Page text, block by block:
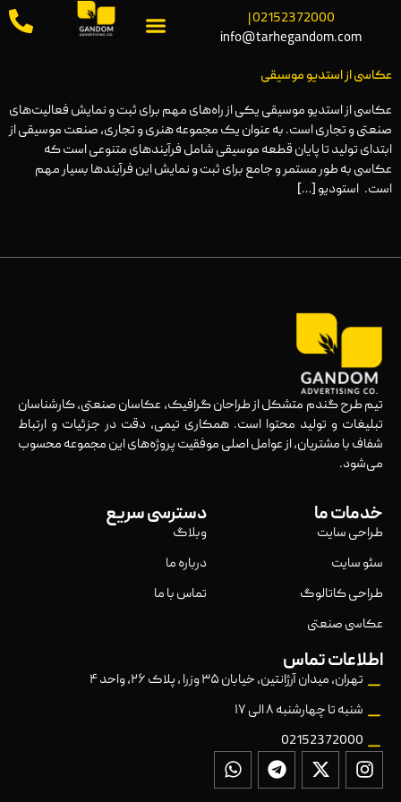
02152372000 |
info@tarhegandom.com
عکاسی از استدیو موسیقی
عکاسی از استدیو موسیقی یکی از راه‌های مهم برای ثبت و نمایش فعالیت‌های
صنعتی و تجاری است. به عنوان یک مجموعه هنری و تجاری، صنعت موسیقی از
ابتدای تولید تا پایان قطعه موسیقی شامل فرآیندهای متنوعی است که
عکاسی به طور مستمر و جامع برای ثبت و نمایش این فرآیندها بسیار مهم
است. استودیو […]
تیم طرح گندم متشکل از طراحان گرافیک، عکاسان صنعتی، کارشناسان
تبلیغات و تولید محتوا است. همکاری تیمی، دقت در جزئیات و ارتباط
شفاف با مشتریان، از عوامل اصلی موفقیت پروژه‌های این مجموعه محسوب
می‌شود.
خدمات ما
طراحی سایت
سئو سایت
طراحی کاتالوگ
عکاسی صنعتی
دسترسی سریع
وبلاگ
درباره ما
تماس با ما
اطلاعات تماس
تهران، میدان آرژانتین، خیابان ۳۵ وزرا ، پلاک ۲۶، واحد ۴
شنبه تا چهارشنبه ۸ الی ۱۷
02152372000